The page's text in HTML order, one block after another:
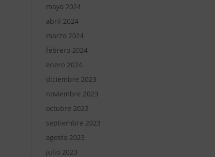
mayo 2024
abril 2024
marzo 2024
febrero 2024
enero 2024
diciembre 2023
noviembre 2023
octubre 2023
septiembre 2023
agosto 2023
julio 2023